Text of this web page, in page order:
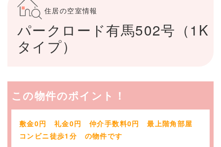
住居の空室情報
パークロード有馬502号（1K
タイプ）
この物件のポイント！
敷金0円 礼金0円 仲介手数料0円 最上階角部屋
コンビニ徒歩1分 の物件です